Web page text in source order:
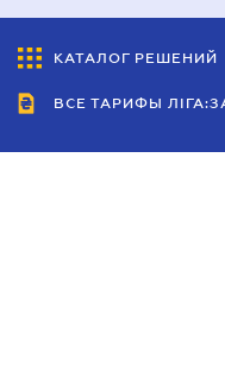
КАТАЛОГ РЕШЕНИЙ
ВСЕ ТАРИФЫ